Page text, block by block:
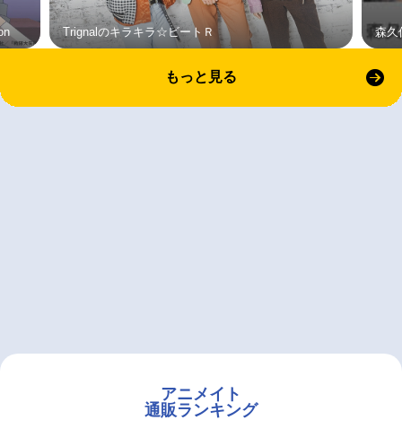
Trignalのキラキラ☆ビートＲ 森久
もっと見る
アニメイト
通販ランキング